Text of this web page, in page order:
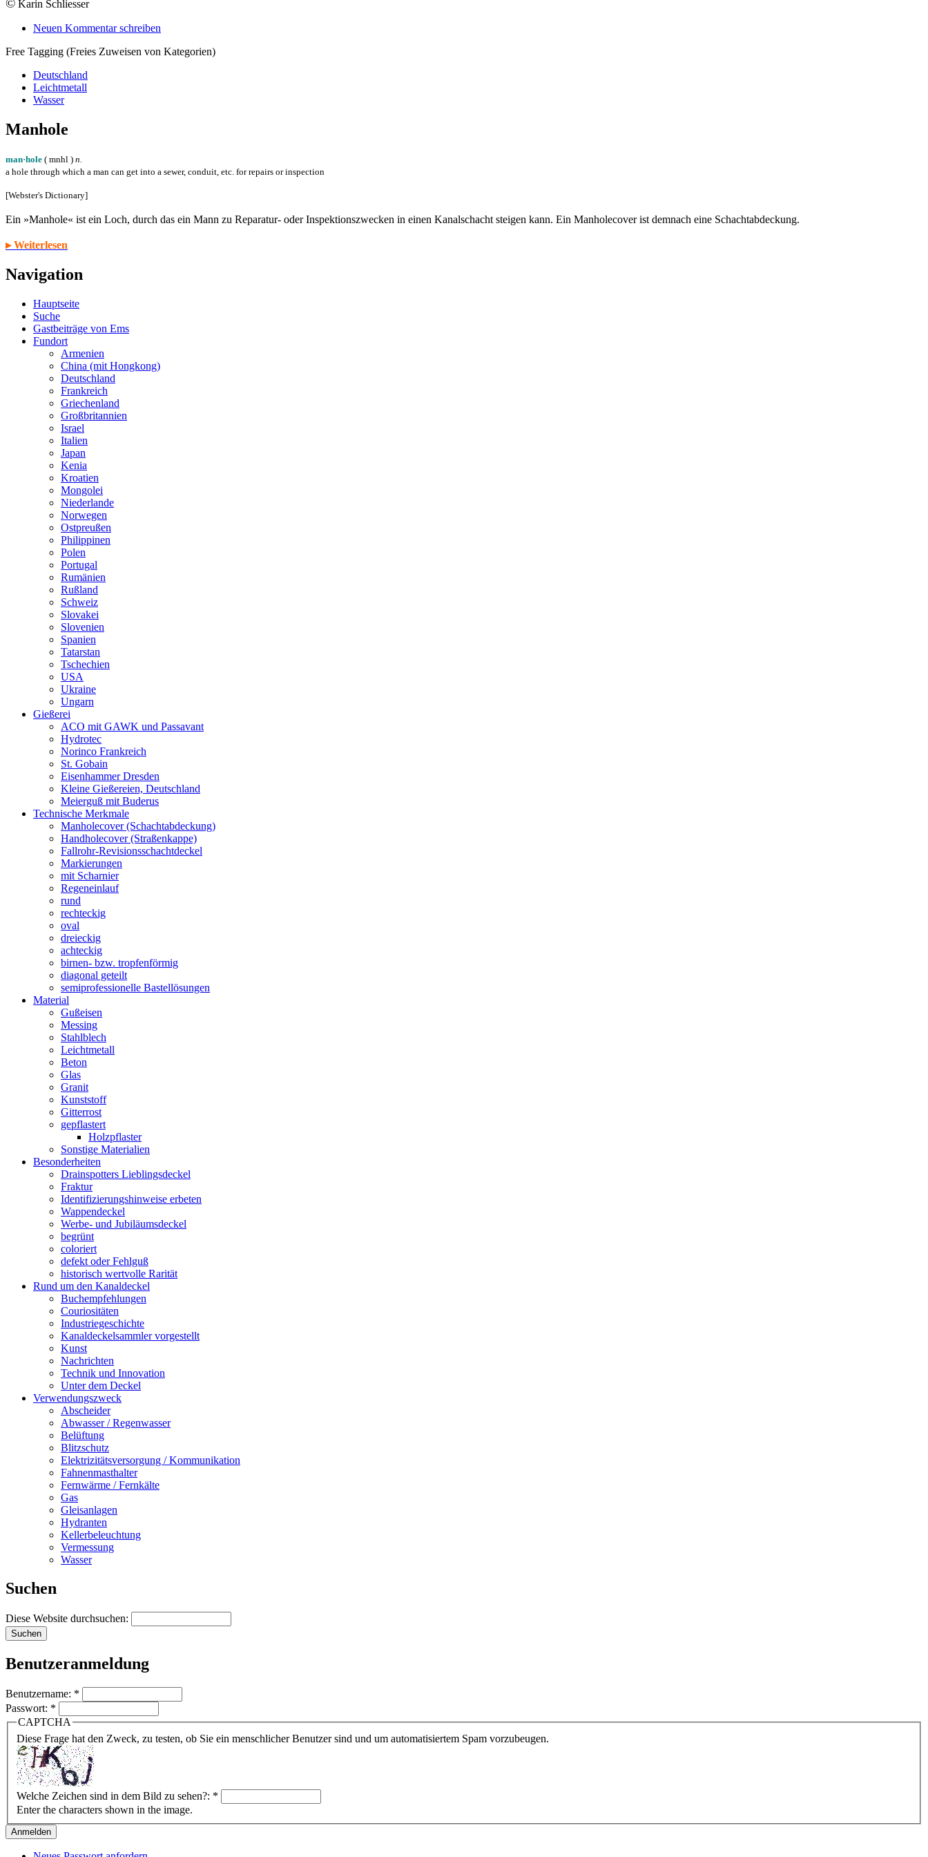
© Karin Schliesser
Neuen Kommentar schreiben
Free Tagging (Freies Zuweisen von Kategorien)
Deutschland
Leichtmetall
Wasser
Manhole
man·hole ( mnhl ) n.
a hole through which a man can get into a sewer, conduit, etc. for repairs or inspection
[Webster's Dictionary]
Ein »Manhole« ist ein Loch, durch das ein Mann zu Reparatur- oder Inspektionszwecken in einen Kanalschacht steigen kann. Ein Manholecover ist demnach eine Schachtabdeckung.
▸ Weiterlesen
Navigation
Hauptseite
Suche
Gastbeiträge von Ems
Fundort
Armenien
China (mit Hongkong)
Deutschland
Frankreich
Griechenland
Großbritannien
Israel
Italien
Japan
Kenia
Kroatien
Mongolei
Niederlande
Norwegen
Ostpreußen
Philippinen
Polen
Portugal
Rumänien
Rußland
Schweiz
Slovakei
Slovenien
Spanien
Tatarstan
Tschechien
USA
Ukraine
Ungarn
Gießerei
ACO mit GAWK und Passavant
Hydrotec
Norinco Frankreich
St. Gobain
Eisenhammer Dresden
Kleine Gießereien, Deutschland
Meierguß mit Buderus
Technische Merkmale
Manholecover (Schachtabdeckung)
Handholecover (Straßenkappe)
Fallrohr-Revisionsschachtdeckel
Markierungen
mit Scharnier
Regeneinlauf
rund
rechteckig
oval
dreieckig
achteckig
birnen- bzw. tropfenförmig
diagonal geteilt
semiprofessionelle Bastellösungen
Material
Gußeisen
Messing
Stahlblech
Leichtmetall
Beton
Glas
Granit
Kunststoff
Gitterrost
gepflastert
Holzpflaster
Sonstige Materialien
Besonderheiten
Drainspotters Lieblingsdeckel
Fraktur
Identifizierungshinweise erbeten
Wappendeckel
Werbe- und Jubiläumsdeckel
begrünt
coloriert
defekt oder Fehlguß
historisch wertvolle Rarität
Rund um den Kanaldeckel
Buchempfehlungen
Couriositäten
Industriegeschichte
Kanaldeckelsammler vorgestellt
Kunst
Nachrichten
Technik und Innovation
Unter dem Deckel
Verwendungszweck
Abscheider
Abwasser / Regenwasser
Belüftung
Blitzschutz
Elektrizitätsversorgung / Kommunikation
Fahnenmasthalter
Fernwärme / Fernkälte
Gas
Gleisanlagen
Hydranten
Kellerbeleuchtung
Vermessung
Wasser
Suchen
Diese Website durchsuchen:
Benutzeranmeldung
Benutzername: *
Passwort: *
CAPTCHA
Diese Frage hat den Zweck, zu testen, ob Sie ein menschlicher Benutzer sind und um automatisiertem Spam vorzubeugen.
Welche Zeichen sind in dem Bild zu sehen?: *
Enter the characters shown in the image.